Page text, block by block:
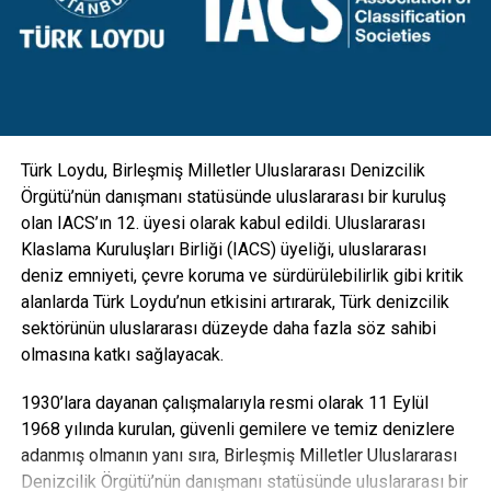
donatıldı. Aydınlatmanın yanı sıra kamera, GSM, hoparlör
gibi ekipmanlarla da entegre edilebilecek esneklikte
Türk Loydu, Birleşmiş Milletler Uluslararası Denizcilik
Örgütü’nün danışmanı statüsünde uluslararası bir kuruluş
olan IACS’ın 12. üyesi olarak kabul edildi. Uluslararası
Klaslama Kuruluşları Birliği (IACS) üyeliği, uluslararası
deniz emniyeti, çevre koruma ve sürdürülebilirlik gibi kritik
alanlarda Türk Loydu’nun etkisini artırarak, Türk denizcilik
sektörünün uluslararası düzeyde daha fazla söz sahibi
olmasına katkı sağlayacak.
1930’lara dayanan çalışmalarıyla resmi olarak 11 Eylül
1968 yılında kurulan, güvenli gemilere ve temiz denizlere
adanmış olmanın yanı sıra, Birleşmiş Milletler Uluslararası
Denizcilik Örgütü’nün danışmanı statüsünde uluslararası bir